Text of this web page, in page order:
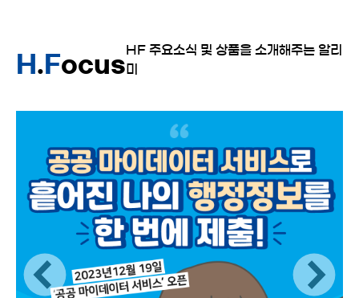
H . Focus
HF 주요소식 및 상품을 소개해주는 알리
미